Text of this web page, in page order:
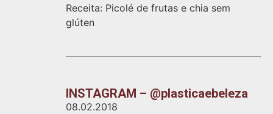
Receita: Picolé de frutas e chia sem
glúten
INSTAGRAM – @plasticaebeleza
08.02.2018